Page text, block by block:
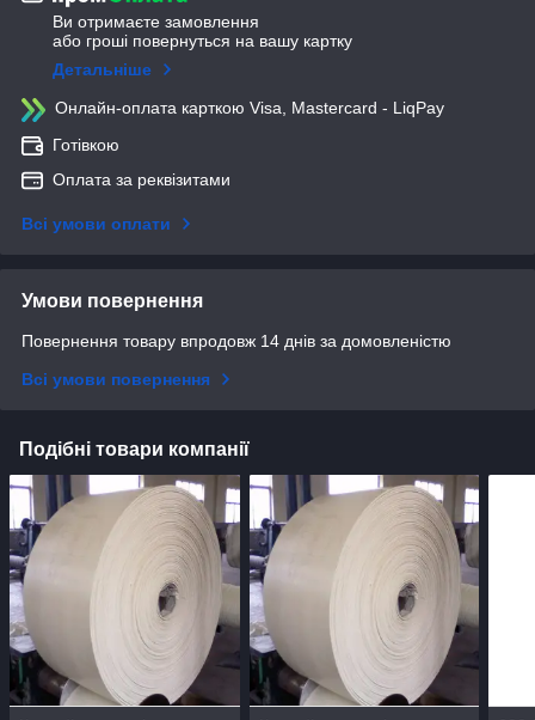
Ви отримаєте замовлення
або гроші повернуться на вашу картку
Детальніше
Онлайн-оплата карткою Visa, Mastercard - LiqPay
Готівкою
Оплата за реквізитами
Всі умови оплати
Умови повернення
Повернення товару впродовж 14 днів за домовленістю
Всі умови повернення
Подібні товари компанії